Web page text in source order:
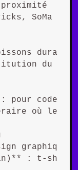
proximité
SoMa
du
: pour coder
où les
: t-